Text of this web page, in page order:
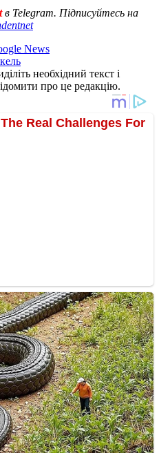
в Telegram. Підписуйтесь на
News
необхідний текст і
про це редакцію.